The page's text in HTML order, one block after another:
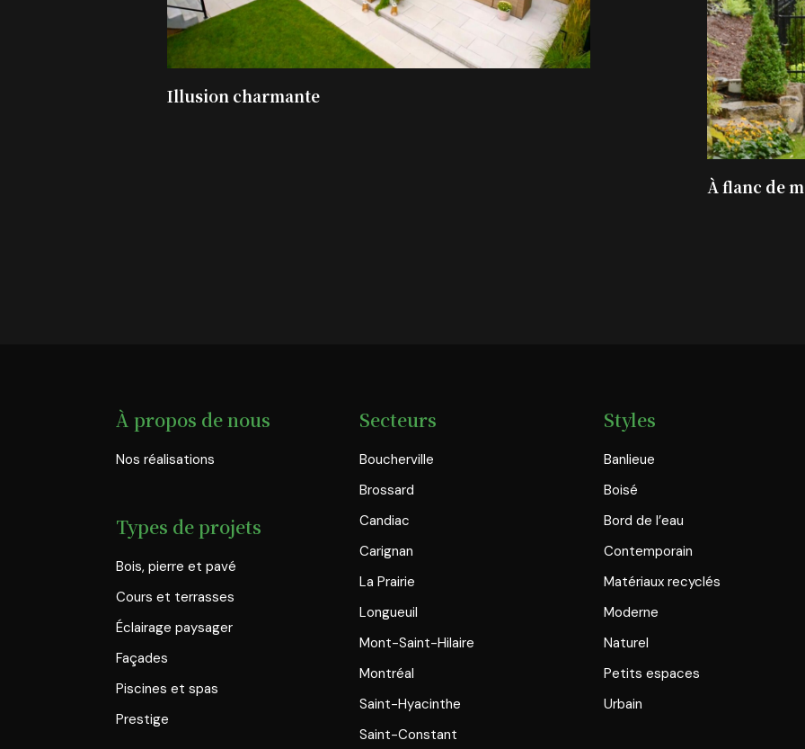
Illusion charmante
À flanc de
À propos de nous
Nos réalisations
Types de projets
Bois, pierre et pavé
Cours et terrasses
Éclairage paysager
Façades
Piscines et spas
Prestige
Secteurs
Boucherville
Brossard
Candiac
Carignan
La Prairie
Longueuil
Mont-Saint-Hilaire
Montréal
Saint-Hyacinthe
Saint-Constant
Styles
Banlieue
Boisé
Bord de l’eau
Contemporain
Matériaux recyclés
Moderne
Naturel
Petits espaces
Urbain